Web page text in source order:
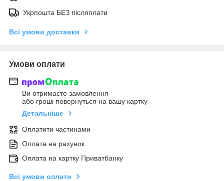
Укрпошта БЕЗ післяплати
Всі умови доставки
Умови оплати
Ви отримаєте замовлення
або гроші повернуться на вашу картку
Детальніше
Оплатити частинами
Оплата на рахунок
Оплата на картку Приватбанку
Всі умови оплати